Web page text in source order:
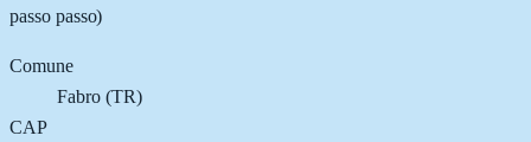
passo passo)
Comune
Fabro(TR)
CAP